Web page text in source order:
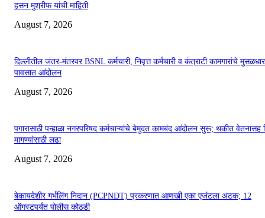
हसन मुश्रीफ यांची माहिती
August 7, 2026
दिल्लीतील जंतर-मंतरवर BSNL कर्मचारी, निवृत्त कर्मचारी व कंत्राटी कामगारांचे मुसळधार
पावसात आंदोलन
August 7, 2026
पगारासाठी पन्हाळा नगरपरिषद कर्मचाऱ्यांचे बेमुदत कामबंद आंदोलन सुरू; थकीत वेतनासह
मागण्यांसाठी लढा
August 7, 2026
बेकायदेशीर गर्भलिंग निदान (PCPNDT) प्रकरणात आणखी एका एजंटला अटक; 12
ऑगस्टपर्यंत पोलीस कोठडी